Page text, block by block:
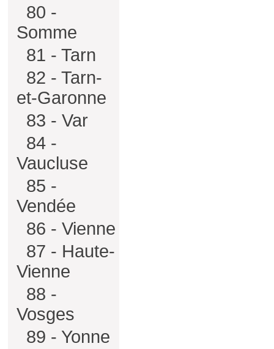
80 -
Somme
81 - Tarn
82 - Tarn-
et-Garonne
83 - Var
84 -
Vaucluse
85 -
Vendée
86 - Vienne
87 - Haute-
Vienne
88 -
Vosges
89 - Yonne